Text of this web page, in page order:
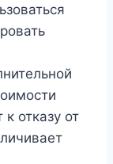
отказу от